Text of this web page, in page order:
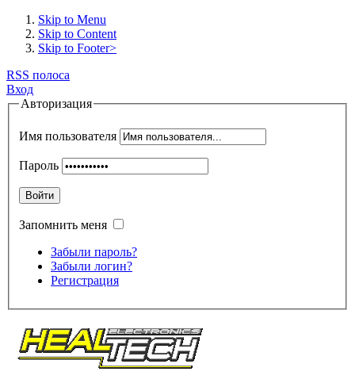
Skip to Menu
Skip to Content
Skip to Footer>
RSS полоса
Вход
Авторизация
Имя пользователя
Пароль
Войти
Запомнить меня
Забыли пароль?
Забыли логин?
Регистрация